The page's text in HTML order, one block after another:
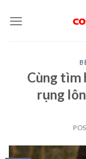
Cùng tìm
rụng